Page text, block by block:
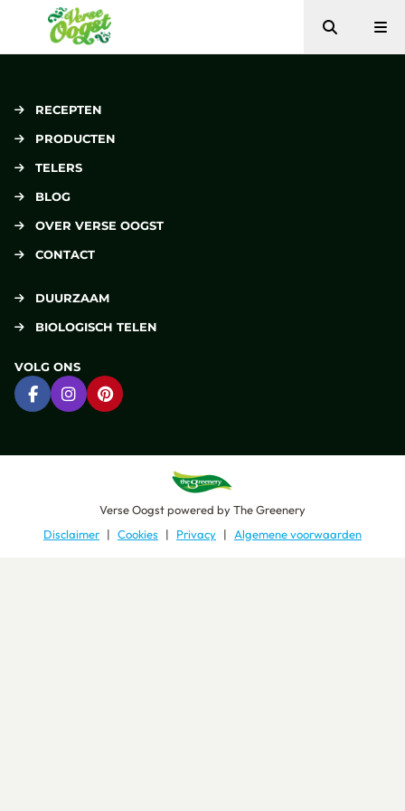
Verse Oogst
Zoeken
RECEPTEN
PRODUCTEN
TELERS
BLOG
OVER VERSE OOGST
CONTACT
DUURZAAM
BIOLOGISCH TELEN
VOLG ONS
Ga naar Facebook
Ga naar Instagram
Ga naar Pinterest
Verse Oogstpowered byThe Greenery
Disclaimer
Cookies Privacy Algemene voorwaarden